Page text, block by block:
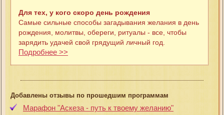
Для тех, у кого скоро день рождения
Самые сильные способы загадывания желания в день
рождения, молитвы, обереги, ритуалы - все, чтобы
зарядить удачей свой грядущий личный год.
Подробнее >>
Добавлены отзывы по прошедшим программам
Марафон "Аскеза - путь к твоему желанию"